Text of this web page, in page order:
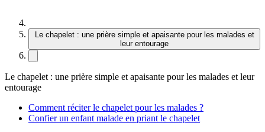
Le chapelet : une prière simple et apaisante pour les malades et
leur entourage
Le chapelet : une prière simple et apaisante pour les malades et leur
entourage
Comment réciter le chapelet pour les malades ?
Confier un enfant malade en priant le chapelet